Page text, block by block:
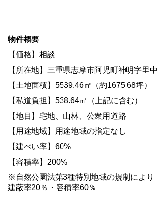
物件概要
【価格】相談
【所在地】三重県志摩市阿児町神明字里中
【土地面積】5539.46㎡（約1675.68坪）
【私道負担】538.64㎡（上記に含む）
【地目】宅地、山林、公衆用道路
【用途地域】用途地域の指定なし
【建ぺい率】60%
【容積率】200%
※ 自然公園法第3種特別地域の規制により
建蔽率20％・容積率60％